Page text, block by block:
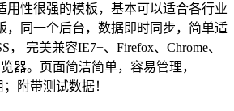
用性很强的模板，基本可以适合各行业
，同一个后台，数据即时同步，简单适
， 完美兼容IE7+、Firefox、Chrome、
器。页面简洁简单，容易管理，
附带测试数据！